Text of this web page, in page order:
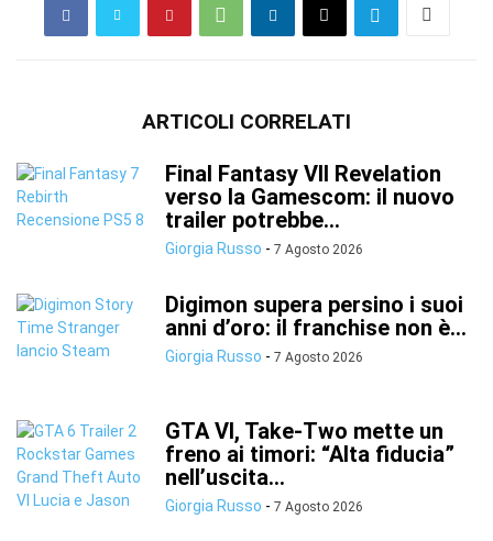
ARTICOLI CORRELATI
Final Fantasy VII Revelation
verso la Gamescom: il nuovo
trailer potrebbe...
Giorgia Russo - 7 Agosto 2026
Digimon supera persino i suoi
anni d’oro: il franchise non è...
Giorgia Russo - 7 Agosto 2026
GTA VI, Take-Two mette un
freno ai timori: “Alta fiducia”
nell’uscita...
Giorgia Russo - 7 Agosto 2026